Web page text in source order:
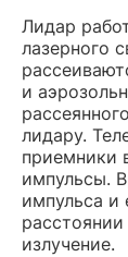
Лидар
лазерного
и
лидару.
приемники
импульсы.
импульса и
излучение.